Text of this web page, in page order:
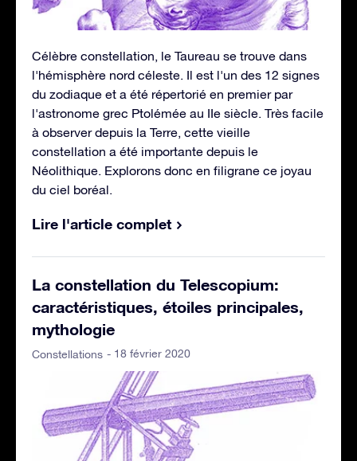
Célèbre constellation, le Taureau se trouve dans
l'hémisphère nord céleste. Il est l'un des 12 signes
du zodiaque et a été répertorié en premier par
l'astronome grec Ptolémée au IIe siècle. Très facile
à observer depuis la Terre, cette vieille
constellation a été importante depuis le
Néolithique. Explorons donc en filigrane ce joyau
du ciel boréal.
Lire l'article complet
La constellation du Telescopium:
caractéristiques, étoiles principales,
mythologie
Constellations - 18 février 2020